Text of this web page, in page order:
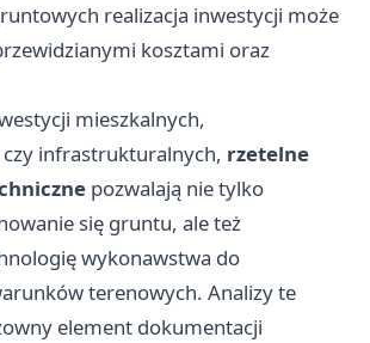
realizacja inwestycji może
kosztami oraz
mieszkalnych,
czy infrastrukturalnych, rzetelne
pozwalają nie tylko
się gruntu, ale też
wykonawstwa do
terenowych. Analizy te
element dokumentacji